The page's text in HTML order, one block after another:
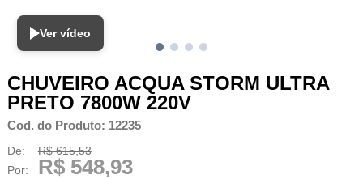
Ver vídeo
CHUVEIRO ACQUA STORM ULTRA
PRETO 7800W 220V
Cod. do Produto: 12235
De:
R$ 615,53
Por:
R$ 548,93